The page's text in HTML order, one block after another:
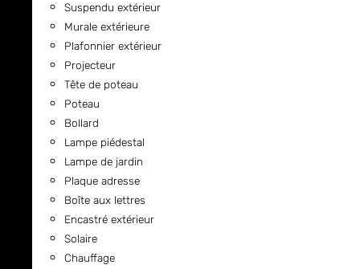
Suspendu extérieur
Murale extérieure
Plafonnier extérieur
Projecteur
Tête de poteau
Poteau
Bollard
Lampe piédestal
Lampe de jardin
Plaque adresse
Boîte aux lettres
Encastré extérieur
Solaire
Chauffage